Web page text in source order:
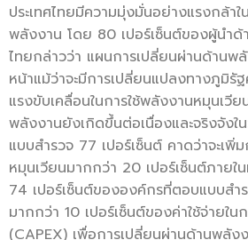
ประเทศไทยมีความมุ่งมั่นอย่างแรงกล้า
พลังงาน โดย 80 เปอร์เซ็นต์ของผู้นำด้
ไทยกล่าวว่า แผนการเปลี่ยนผ่านด้านพ
หน้าแม้ว่าจะมีการเปลี่ยนแปลงทางภูมิรั
แรงขับเคลื่อนในการใช้พลังงานหมุนเวี
พลังงานยังเกิดขึ้นต่อเนื่องและจริงจัง
แบบสำรวจ 77 เปอร์เซ็นต์ คาดว่าจะเพิ่
หมุนเวียนมากกว่า 20 เปอร์เซ็นต์ภายใ
74 เปอร์เซ็นต์ขององค์กรที่ตอบแบบสำ
มากกว่า 10 เปอร์เซ็นต์ของค่าใช้จ่ายใน
(CAPEX) เพื่อการเปลี่ยนผ่านด้านพลัง